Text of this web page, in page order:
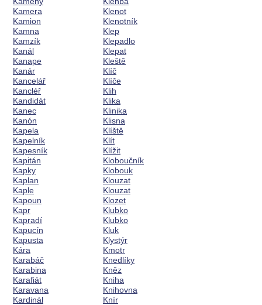
Kamera
Kamion
Kamna
Kamzík
Kanál
Kanape
Kanár
Kancelář
Kancléř
Kandidát
Kanec
Kanón
Kapela
Kapelník
Kapesník
Kapitán
Kapky
Kaplan
Kaple
Kapoun
Kapr
Kapradí
Kapucín
Kapusta
Kára
Karabáč
Karabina
Karafiát
Karavana
Kardinál
Klenot
Klenotník
Klep
Klepadlo
Klepat
Kleště
Klíč
Klíče
Klih
Klika
Klinika
Klisna
Klíště
Klít
Klížit
Kloboučník
Klobouk
Klouzat
Klouzat
Klozet
Klubko
Klubko
Kluk
Klystýr
Kmotr
Knedlíky
Kněz
Kniha
Knihovna
Knír